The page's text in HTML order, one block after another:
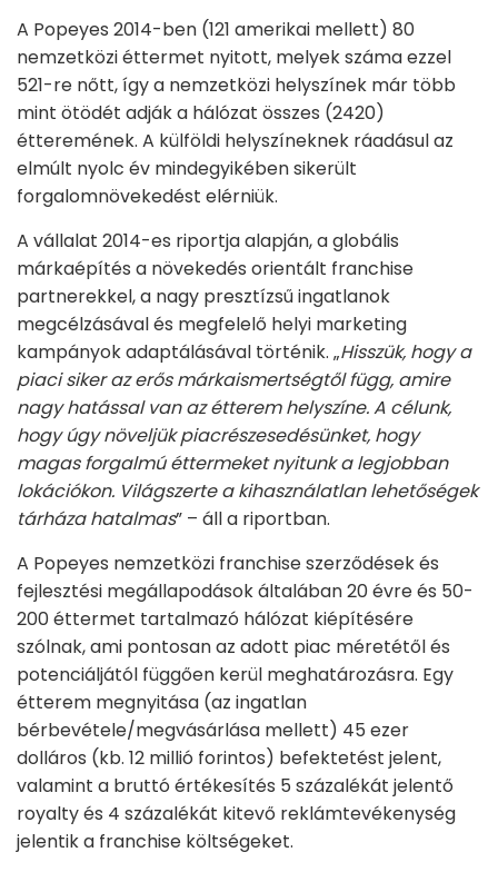
A Popeyes 2014-ben (121 amerikai mellett) 80
nemzetközi éttermet nyitott, melyek száma ezzel
521-re nőtt, így a nemzetközi helyszínek már több
mint ötödét adják a hálózat összes (2420)
étteremének. A külföldi helyszíneknek ráadásul az
elmúlt nyolc év mindegyikében sikerült
forgalomnövekedést elérniük.
A vállalat 2014-es riportja alapján, a globális
márkaépítés a növekedés orientált franchise
partnerekkel, a nagy presztízsű ingatlanok
megcélzásával és megfelelő helyi marketing
kampányok adaptálásával történik. „Hisszük, hogy a
piaci siker az erős márkaismertségtől függ, amire
nagy hatással van az étterem helyszíne. A célunk,
hogy úgy növeljük piacrészesedésünket, hogy
magas forgalmú éttermeket nyitunk a legjobban
lokációkon. Világszerte a kihasználatlan lehetőségek
tárháza hatalmas” – áll a riportban.
A Popeyes nemzetközi franchise szerződések és
fejlesztési megállapodások általában 20 évre és 50-
200 éttermet tartalmazó hálózat kiépítésére
szólnak, ami pontosan az adott piac méretétől és
potenciáljától függően kerül meghatározásra. Egy
étterem megnyitása (az ingatlan
bérbevétele/megvásárlása mellett) 45 ezer
dolláros (kb. 12 millió forintos) befektetést jelent,
valamint a bruttó értékesítés 5 százalékát jelentő
royalty és 4 százalékát kitevő reklámtevékenység
jelentik a franchise költségeket.